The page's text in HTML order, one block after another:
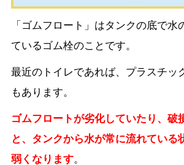
「ゴムフロート」はタンクの底で水
ているゴム栓のことです。
最近のトイレであれば、プラスチッ
もあります。
ゴムフロートが劣化していたり、破
と、タンクから水が常に流れている
弱くなります。